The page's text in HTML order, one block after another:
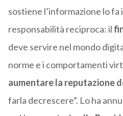
sostiene l’informazione lo fa
responsabilità reciproca: il
deve servire nel mondo
norme e i comportamenti
aumentare la reputazione
farla decrescere”. Lo ha